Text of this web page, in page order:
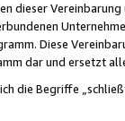
dieser
Diese
dar und ersetzt
die Begriffe